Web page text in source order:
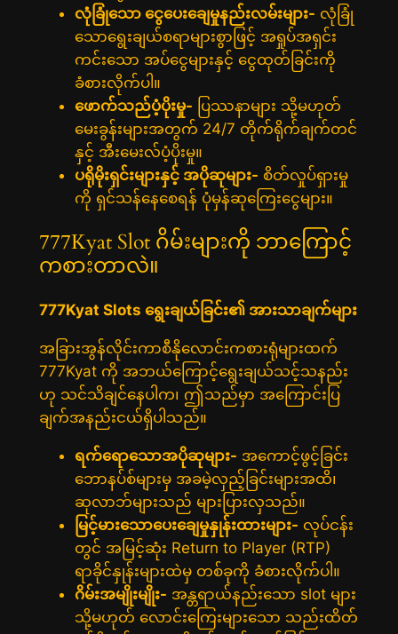
လုံခြုံသော ငွေပေးချေမှုနည်းလမ်းများ- လုံခြုံ
သောရွေးချယ်စရာများစွာဖြင့် အရှုပ်အရှင်း
ကင်းသော အပ်ငွေများနှင့် ငွေထုတ်ခြင်းကို
ခံစားလိုက်ပါ။
ဖောက်သည်ပံ့ပိုးမှု- ပြဿနာများ သို့မဟုတ်
မေးခွန်းများအတွက် 24/7 တိုက်ရိုက်ချက်တင်
နှင့် အီးမေးလ်ပံ့ပိုးမှု။
ပရိုမိုးရှင်းများနှင့် အပိုဆုများ- စိတ်လှုပ်ရှားမှု
ကို ရှင်သန်နေစေရန် ပုံမှန်ဆုကြေးငွေများ။
777Kyat Slot ဂိမ်းများကို ဘာကြောင့်
ကစားတာလဲ။
777Kyat Slots ရွေးချယ်ခြင်း၏ အားသာချက်များ
အခြားအွန်လိုင်းကာစီနိုလောင်းကစားရုံများထက်
777Kyat ကို အဘယ်ကြောင့်ရွေးချယ်သင့်သနည်း
ဟု သင်သိချင်နေပါက၊ ဤသည်မှာ အကြောင်းပြ
ချက်အနည်းငယ်ရှိပါသည်။
ရက်ရောသောအပိုဆုများ- အကောင့်ဖွင့်ခြင်း
ဘောနပ်စ်များမှ အခမဲ့လှည့်ခြင်းများအထိ၊
ဆုလာဘ်များသည် များပြားလှသည်။
မြင့်မားသောပေးချေမှုနှုန်းထားများ- လုပ်ငန်း
တွင် အမြင့်ဆုံး Return to Player (RTP)
ရာခိုင်နှုန်းများထဲမှ တစ်ခုကို ခံစားလိုက်ပါ။
ဂိမ်းအမျိုးမျိုး- အန္တရာယ်နည်းသော slot များ
သို့မဟုတ် လောင်းကြေးများသော သည်းထိတ်